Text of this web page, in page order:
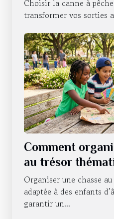
Choisir la canne à
transformer vos sorties
Comment
au trésor
enfants de
Organiser une chasse
adaptée à des enfants
garantir un...